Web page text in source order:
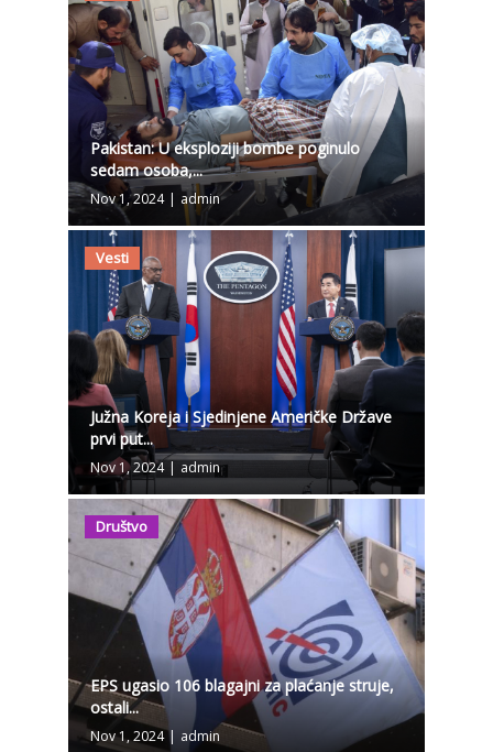
Pakistan: U eksploziji bombe poginulo
sedam osoba,...
Nov 1, 2024 | admin
Vesti
Južna Koreja i Sjedinjene Američke Države
prvi put...
Nov 1, 2024 | admin
Društvo
EPS ugasio 106 blagajni za plaćanje struje,
ostali...
Nov 1, 2024 | admin